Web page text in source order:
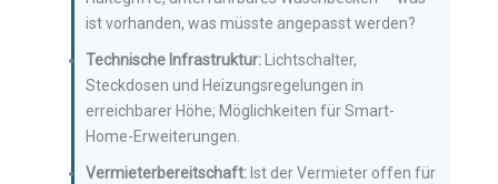
ist vorhanden, was müsste angepasst werden?
Technische Infrastruktur: Lichtschalter,
Steckdosen und Heizungsregelungen in
erreichbarer Höhe; Möglichkeiten für Smart-
Home-Erweiterungen.
Vermieterbereitschaft: Ist der Vermieter offen für